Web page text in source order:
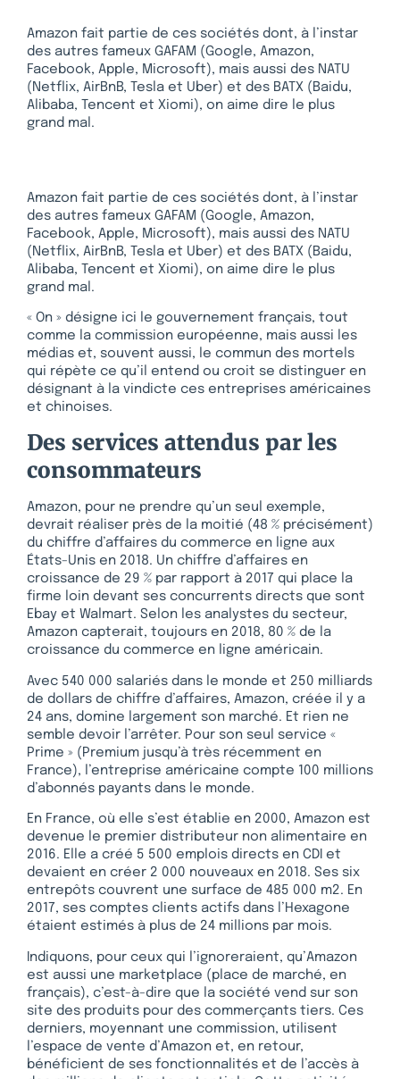
Amazon fait partie de ces sociétés dont, à l’instar
des autres fameux GAFAM (Google, Amazon,
Facebook, Apple, Microsoft), mais aussi des NATU
(Netflix, AirBnB, Tesla et Uber) et des BATX (Baidu,
Alibaba, Tencent et Xiomi), on aime dire le plus
grand mal.
Amazon fait partie de ces sociétés dont, à l’instar
des autres fameux GAFAM (Google, Amazon,
Facebook, Apple, Microsoft), mais aussi des NATU
(Netflix, AirBnB, Tesla et Uber) et des BATX (Baidu,
Alibaba, Tencent et Xiomi), on aime dire le plus
grand mal.
« On » désigne ici le gouvernement français, tout
comme la commission européenne, mais aussi les
médias et, souvent aussi, le commun des mortels
qui répète ce qu’il entend ou croit se distinguer en
désignant à la vindicte ces entreprises américaines
et chinoises.
Des services attendus par les
consommateurs
Amazon, pour ne prendre qu’un seul exemple,
devrait réaliser près de la moitié (48 % précisément)
du chiffre d’affaires du commerce en ligne aux
États-Unis en 2018. Un chiffre d’affaires en
croissance de 29 % par rapport à 2017 qui place la
firme loin devant ses concurrents directs que sont
Ebay et Walmart. Selon les analystes du secteur,
Amazon capterait, toujours en 2018, 80 % de la
croissance du commerce en ligne américain.
Avec 540 000 salariés dans le monde et 250 milliards
de dollars de chiffre d’affaires, Amazon, créée il y a
24 ans, domine largement son marché. Et rien ne
semble devoir l’arrêter. Pour son seul service «
Prime » (Premium jusqu’à très récemment en
France), l’entreprise américaine compte 100 millions
d’abonnés payants dans le monde.
En France, où elle s’est établie en 2000, Amazon est
devenue le premier distributeur non alimentaire en
2016. Elle a créé 5 500 emplois directs en CDI et
devaient en créer 2 000 nouveaux en 2018. Ses six
entrepôts couvrent une surface de 485 000 m2. En
2017, ses comptes clients actifs dans l’Hexagone
étaient estimés à plus de 24 millions par mois.
Indiquons, pour ceux qui l’ignoreraient, qu’Amazon
est aussi une marketplace (place de marché, en
français), c’est-à-dire que la société vend sur son
site des produits pour des commerçants tiers. Ces
derniers, moyennant une commission, utilisent
l’espace de vente d’Amazon et, en retour,
bénéficient de ses fonctionnalités et de l’accès à